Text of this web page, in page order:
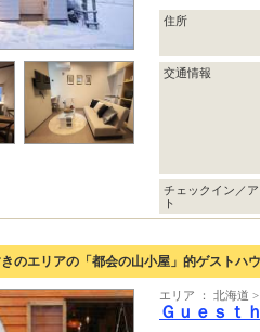
住所
交通情報
チェックイン／
ト
のエリアの「都会の山小屋」的ゲストハ
エリア ： 北海道
Ｇｕｅｓｔ